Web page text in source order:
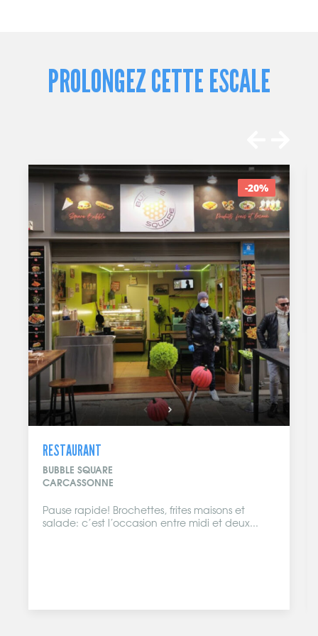
PROLONGEZ CETTE ESCALE
-20%
RESTAURANT
BUBBLE SQUARE
CARCASSONNE
Pause rapide! Brochettes, frites maisons et
salade: c’est l’occasion entre midi et deux...